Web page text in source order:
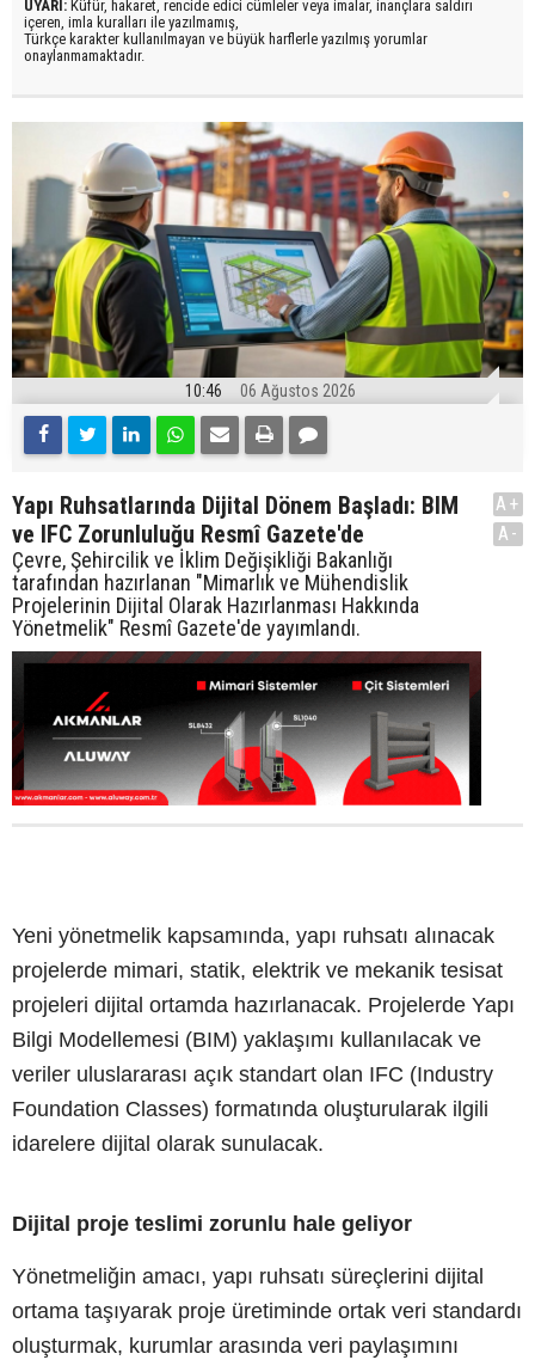
UYARI: Küfür, hakaret, rencide edici cümleler veya imalar, inançlara saldırı
içeren, imla kuralları ile yazılmamış,
Türkçe karakter kullanılmayan ve büyük harflerle yazılmış yorumlar
onaylanmamaktadır.
10:46 06 Ağustos 2026
Yapı Ruhsatlarında Dijital Dönem Başladı: BIM
ve IFC Zorunluluğu Resmî Gazete'de
Çevre, Şehircilik ve İklim Değişikliği Bakanlığı
tarafından hazırlanan "Mimarlık ve Mühendislik
Projelerinin Dijital Olarak Hazırlanması Hakkında
Yönetmelik" Resmî Gazete'de yayımlandı.
A+
A-
Yeni yönetmelik kapsamında, yapı ruhsatı alınacak
projelerde mimari, statik, elektrik ve mekanik tesisat
projeleri dijital ortamda hazırlanacak. Projelerde Yapı
Bilgi Modellemesi (BIM) yaklaşımı kullanılacak ve
veriler uluslararası açık standart olan IFC (Industry
Foundation Classes) formatında oluşturularak ilgili
idarelere dijital olarak sunulacak.
Dijital proje teslimi zorunlu hale geliyor
Yönetmeliğin amacı, yapı ruhsatı süreçlerini dijital
ortama taşıyarak proje üretiminde ortak veri standardı
oluşturmak, kurumlar arasında veri paylaşımını